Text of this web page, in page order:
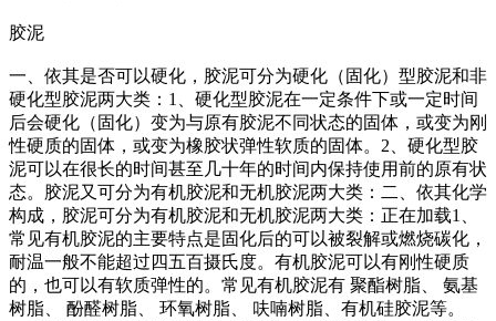
胶泥
一、依其是否可以硬化，胶泥可分为硬化（固化）型胶泥和非
硬化型胶泥两大类：1、硬化型胶泥在一定条件下或一定时间
后会硬化（固化）变为与原有胶泥不同状态的固体，或变为刚
性硬质的固体，或变为橡胶状弹性软质的固体。2、硬化型胶
泥可以在很长的时间甚至几十年的时间内保持使用前的原有状
态。胶泥又可分为有机胶泥和无机胶泥两大类：二、依其化学
构成，胶泥可分为有机胶泥和无机胶泥两大类：正在加载1、
常见有机胶泥的主要特点是固化后的可以被裂解或燃烧碳化，
耐温一般不能超过四五百摄氏度。有机胶泥可以有刚性硬质
的，也可以有软质弹性的。常见有机胶泥有 聚酯树脂、 氨基
树脂、 酚醛树脂、 环氧树脂、 呋喃树脂、有机硅胶泥等。